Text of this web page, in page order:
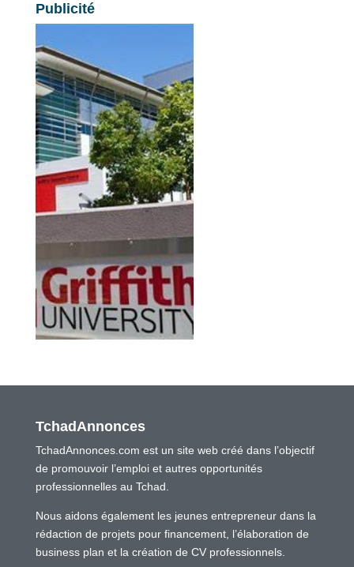
Publicité
TchadAnnonces
TchadAnnonces.com est un site web créé dans l’objectif
de promouvoir l’emploi et autres opportunités
professionnelles au Tchad.
Nous aidons également les jeunes entrepreneur dans la
rédaction de projets pour financement, l’élaboration de
business plan et la création de CV professionnels.